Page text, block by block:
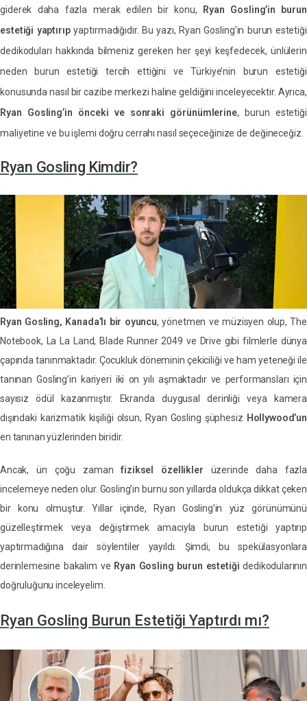
giderek daha fazla merak edilen bir konu,
Ryan Gosling’in burun
estetiği yaptırıpyaptırmadığıdır. Bu yazı, Ryan Gosling’in burun estetiği
dedikoduları hakkında bilmeniz gereken her şeyi keşfedecek, ünlülerin
neden burun estetiği tercih ettiğini ve Türkiye’nin burun estetiği
konusunda nasıl bir cazibe merkezi haline geldiğini inceleyecektir. Ayrıca,
Ryan Gosling’in önceki ve sonraki görünümlerine, burun estetiği
maliyetine ve bu işlemi doğru cerrahı nasıl seçeceğinize de değineceğiz.
Ryan Gosling Kimdir?
Ryan Gosling, Kanada’lı bir oyuncu, yönetmen ve müzisyen olup, The
Notebook, La La Land, Blade Runner 2049 ve Drive gibi filmlerle dünya
çapında tanınmaktadır. Çocukluk döneminin çekiciliği ve ham yeteneği ile
tanınan Gosling’in kariyeri iki on yılı aşmaktadır ve performansları için
sayısız ödül kazanmıştır. Ekranda duygusal derinliği veya kamera
dışındaki karizmatik kişiliği olsun, Ryan Gosling şüphesiz Hollywood’un
en tanınan yüzlerinden biridir.
Ancak, ün çoğu zamanfiziksel özellikler üzerinde daha fazla
incelemeye neden olur. Gosling’in burnu son yıllarda oldukça dikkat çeken
bir konu olmuştur. Yıllar içinde, Ryan Gosling’in yüz görünümünü
güzelleştirmek veya değiştirmek amacıyla burun estetiği yaptırıp
yaptırmadığına dair söylentiler yayıldı. Şimdi, bu spekülasyonlara
derinlemesine bakalım ve Ryan Gosling burun estetiğidedikodularının
doğruluğunu inceleyelim.
Ryan Gosling Burun Estetiği Yaptırdı mı?